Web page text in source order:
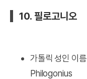
10. 필로고니오
가톨릭 성인 이름
Philogonius